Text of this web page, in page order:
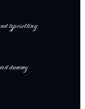
typesetting
dummy